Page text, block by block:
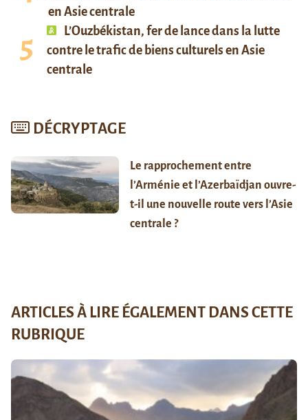
en Asie centrale
L’Ouzbékistan, fer de lance dans la lutte
contre le trafic de biens culturels en Asie
centrale
DÉCRYPTAGE
Le rapprochement entre
l’Arménie et l’Azerbaïdjan ouvre-
t-il une nouvelle route vers l’Asie
centrale ?
ARTICLES À LIRE ÉGALEMENT DANS CETTE
RUBRIQUE